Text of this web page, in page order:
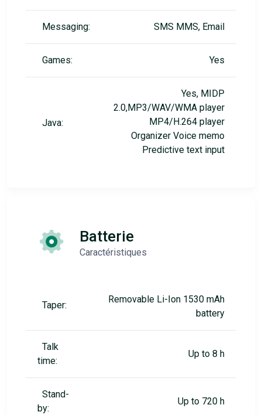
Messaging: SMS MMS, Email
Games: Yes
Java:
Yes, MIDP
2.0,MP3/WAV/WMA player
MP4/H.264 player
Organizer Voice memo
Predictive text input
Batterie
Caractéristiques
Taper:
Removable Li-Ion 1530 mAh
battery
Talk
time:
Up to 8 h
Stand-
by:
Up to 720 h